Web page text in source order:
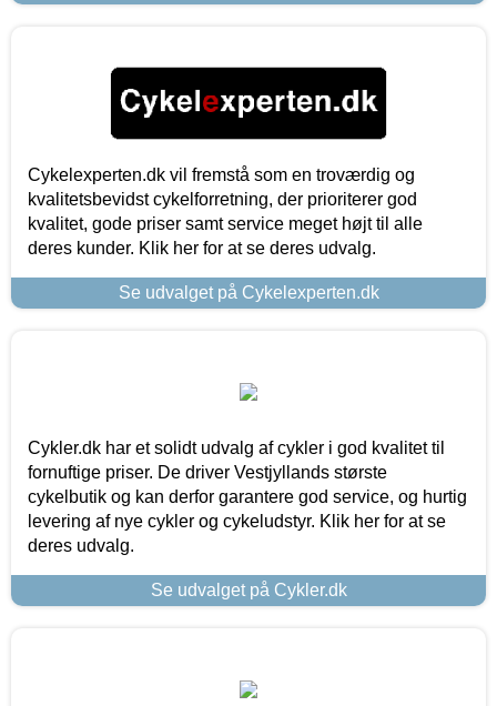
Cykelexperten.dk vil fremstå som en troværdig og
kvalitetsbevidst cykelforretning, der prioriterer god
kvalitet, gode priser samt service meget højt til alle
deres kunder. Klik her for at se deres udvalg.
Se udvalget på Cykelexperten.dk
Cykler.dk har et solidt udvalg af cykler i god kvalitet til
fornuftige priser. De driver Vestjyllands største
cykelbutik og kan derfor garantere god service, og hurtig
levering af nye cykler og cykeludstyr. Klik her for at se
deres udvalg.
Se udvalget på Cykler.dk